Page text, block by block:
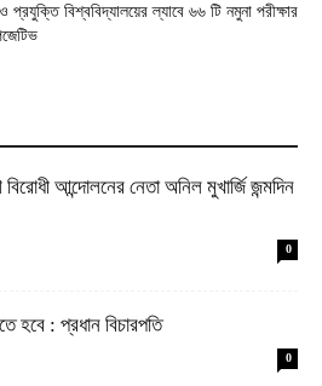
প্রযুক্তি বিশ্ববিদ্যালয়ের ল্যাবে ৬৬ টি নমুনা পরীক্ষার
আন্দোলনের নেতা অনিল মুখার্জি জন্মদিন
0
হবে : প্রধান বিচারপতি
0